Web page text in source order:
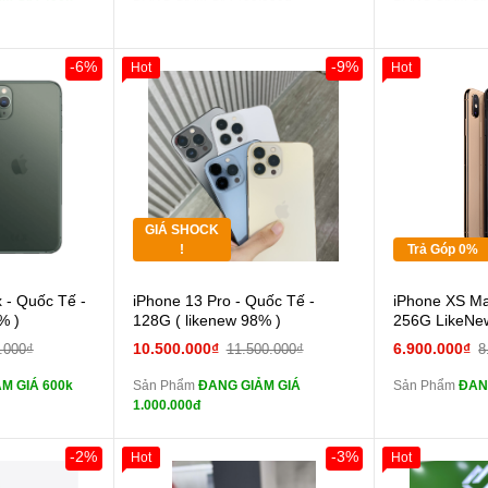
phòng và
Khách Hàng
lực 10D full
iPhone 6S
- Quốc Tế -
)
-6%
GIÁ 600k
GIÁ SHOCK
!
Giảm 100.000đ
Khách Hàng
Thân Thiết
Tặng
Tặng
Cường lực 10D full
màn
tai nghe iPhone 6S
iPhone 13 Pro - Quốc Tế -
128G ( likenew 98% )
10.500.000₫ 11.500.000₫
-9%
Sản Phẩm ĐANG GIẢM GIÁ
1.000.000đ
Hot
Trả Góp 0%
Giảm
Tặng
màn
iPhone XS
256G
6.900.000₫
Sản Phẩm
Hot
-2% -3%
Hot
Giảm
Hot